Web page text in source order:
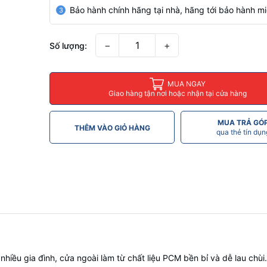
3 Bảo hành chính hãng tại nhà, hãng tới bảo hành
Số lượng: − +
MUA NGAY
Giao hàng tận nơi hoặc nhận tại cửa hàng
THÊM VÀO GIỎ HÀNG
MUA TRẢ
qua thẻ tín
gia đình, cửa ngoài làm từ chất liệu PCM bền bỉ và dễ lau